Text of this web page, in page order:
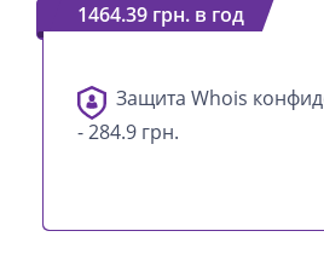
1464.39 грн. в год
Защита Whois
- 284.9 грн.